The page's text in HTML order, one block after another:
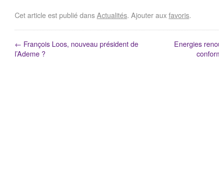
Cet article est publié dansActualités. Ajouter auxfavoris.
← François Loos, nouveau président de
l’Ademe ?
Energies